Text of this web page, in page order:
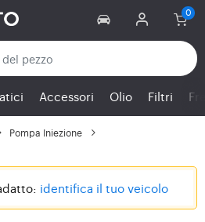
Accessori Olio Filtri
Pompa Iniezione
identifica il tuo veicolo